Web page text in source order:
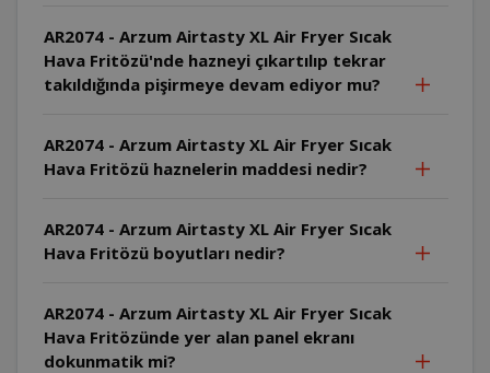
AR2074 - Arzum Airtasty XL Air Fryer Sıcak
Hava Fritözü'nde hazneyi çıkartılıp tekrar
takıldığında pişirmeye devam ediyor mu?
AR2074 - Arzum Airtasty XL Air Fryer Sıcak
Hava Fritözü haznelerin maddesi nedir?
AR2074 - Arzum Airtasty XL Air Fryer Sıcak
Hava Fritözü boyutları nedir?
AR2074 - Arzum Airtasty XL Air Fryer Sıcak
Hava Fritözünde yer alan panel ekranı
dokunmatik mi?